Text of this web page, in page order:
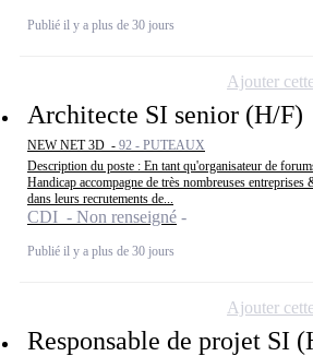
Publié il y a plus de 30 jours
Architecte SI senior (H/F)
NEW NET 3D - 92 - PUTEAUX
Description du poste : En tant qu'organisateur de
Handicap accompagne de très nombreuses entreprises
dans leurs recrutements de...
CDI - Non renseigné
Publié il y a plus de 30 jours
Ajouter
Responsable de projet SI
Ajouter